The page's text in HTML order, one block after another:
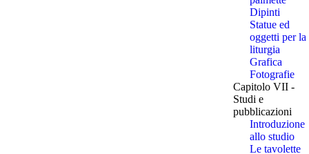
Dipinti
Statue ed
oggetti per la
liturgia
Grafica
Fotografie
Capitolo VII -
Studi e
pubblicazioni
Introduzione
allo studio
Le tavolette